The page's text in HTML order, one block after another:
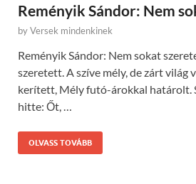
Reményik Sándor: Nem
byVersek mindenkinek
Reményik Sándor: Nem sokat
szeretett. A szíve mély, de zárt világ
kerített, Mély futó-árokkal határolt.
hitte: Őt, …
OLVASS TOVÁBB